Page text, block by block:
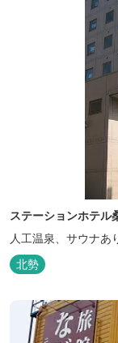
ステーションホテル
人工温泉、サウナあ
北勢